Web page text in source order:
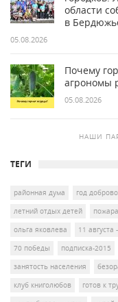
области
в
05.08.2026
Почему
агрономы
05.08.2026
НАШИ
ТЕГИ
районная дума
год
летний отдых детей
ольга яковлева
11 августа
70 победы
подписка-2015
занятость населения
клуб книголюбов
готов к